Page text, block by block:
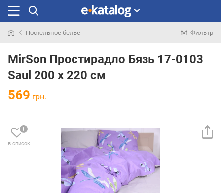
раньше
Постельное белье Фильтр
MirSon Простирадло Бязь 17-0103
Saul 200 х 220 см
569 грн.
в список